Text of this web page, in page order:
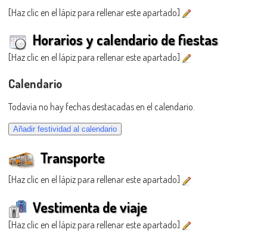
[Haz clic en el lápiz para rellenar este apartado]
Horarios y calendario de fiestas
[Haz clic en el lápiz para rellenar este apartado]
Calendario
Todavía no hay fechas destacadas en el calendario.
Transporte
[Haz clic en el lápiz para rellenar este apartado]
Vestimenta de viaje
[Haz clic en el lápiz para rellenar este apartado]